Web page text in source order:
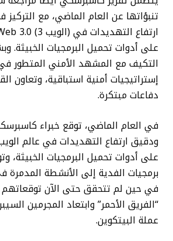
تنبؤاتها عن العام الماضي، مع
على أدوات تحميل البرمجيات الخبيثة.
إستراتيجيات أمنية استباقية، وتعاون
دفاعات مبتكرة.
في العام الماضي، توقع خبراء
على أدوات تحميل البرمجيات الخبيثة،
برمجيات الفدية إلى الأنشطة المدمرة
في حين لم تتحقق حتى الآن
“الفريق الأحمر” وابتعاد المجرمين
عملة البيتكوين.